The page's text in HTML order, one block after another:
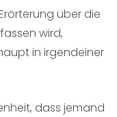
über die
wird,
in irgendeiner
dass jemand